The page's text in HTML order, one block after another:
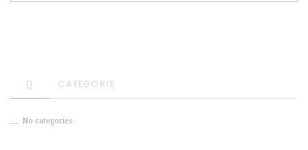
CATEGORIE
No categories